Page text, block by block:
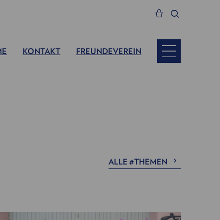
KONTAKT FREUNDEVEREIN
ALLE #THEMEN